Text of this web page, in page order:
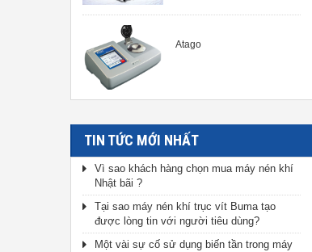
Atago
TIN TỨC MỚI NHẤT
Vì sao khách hàng chọn mua máy nén khí
Nhật bãi ?
Tại sao máy nén khí trục vít Buma tạo
được lòng tin với người tiêu dùng?
Một vài sự cố sử dụng biến tần trong máy